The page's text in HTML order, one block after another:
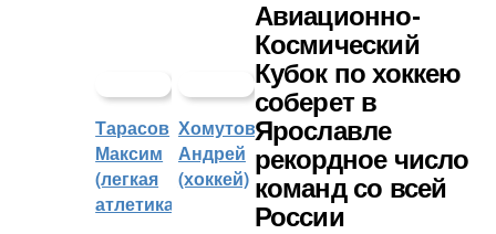
Тарасов
Максим
(легкая
атлетика)
Хомутов
Андрей
(хоккей)
Авиационно-
Космический
Кубок по хоккею
соберет в
Ярославле
рекордное число
команд со всей
России